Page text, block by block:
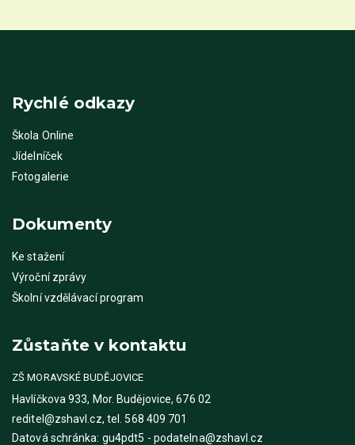
Rychlé odkazy
Škola Online
Jídelníček
Fotogalerie
Dokumenty
Ke stažení
Výroční zprávy
Školní vzdělávací program
Zůstaňte v kontaktu
ZŠ MORAVSKÉ BUDĚJOVICE
Havlíčkova 933, Mor. Budějovice, 676 02
reditel@zshavl.cz, tel. 568 409 701
Datová schránka: gu4pdt5 - podatelna@zshavl.cz